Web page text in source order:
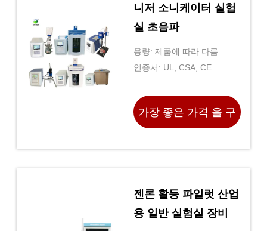
니저 소니케이터 실험
실 초음파
용량: 제품에 따라 다름
인증서: UL, CSA, CE
가장 좋은 가격 을 구
젠론 활등 파일럿 산업
용 일반 실험실 장비